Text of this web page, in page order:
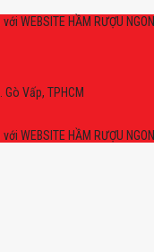
WEBSITE HẦM RƯỢU NGON
Vấp, TPHCM
WEBSITE HẦM RƯỢU NGON